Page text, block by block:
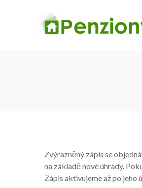
Zvýrazněný zápis se
na základě nové úhrady.
Zápis aktivujeme až po jeho